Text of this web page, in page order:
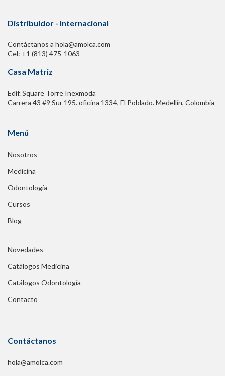
Distribuidor - Internacional
Contáctanos a hola@amolca.com
Cel: +1 (813) 475-1063
Casa Matriz
Edif. Square Torre Inexmoda
Carrera 43 #9 Sur 195. oficina 1334, El Poblado. Medellín, Colombia
Menú
Nosotros
Medicina
Odontología
Cursos
Blog
Novedades
Catálogos Medicina
Catálogos Odontología
Contacto
Contáctanos
hola@amolca.com